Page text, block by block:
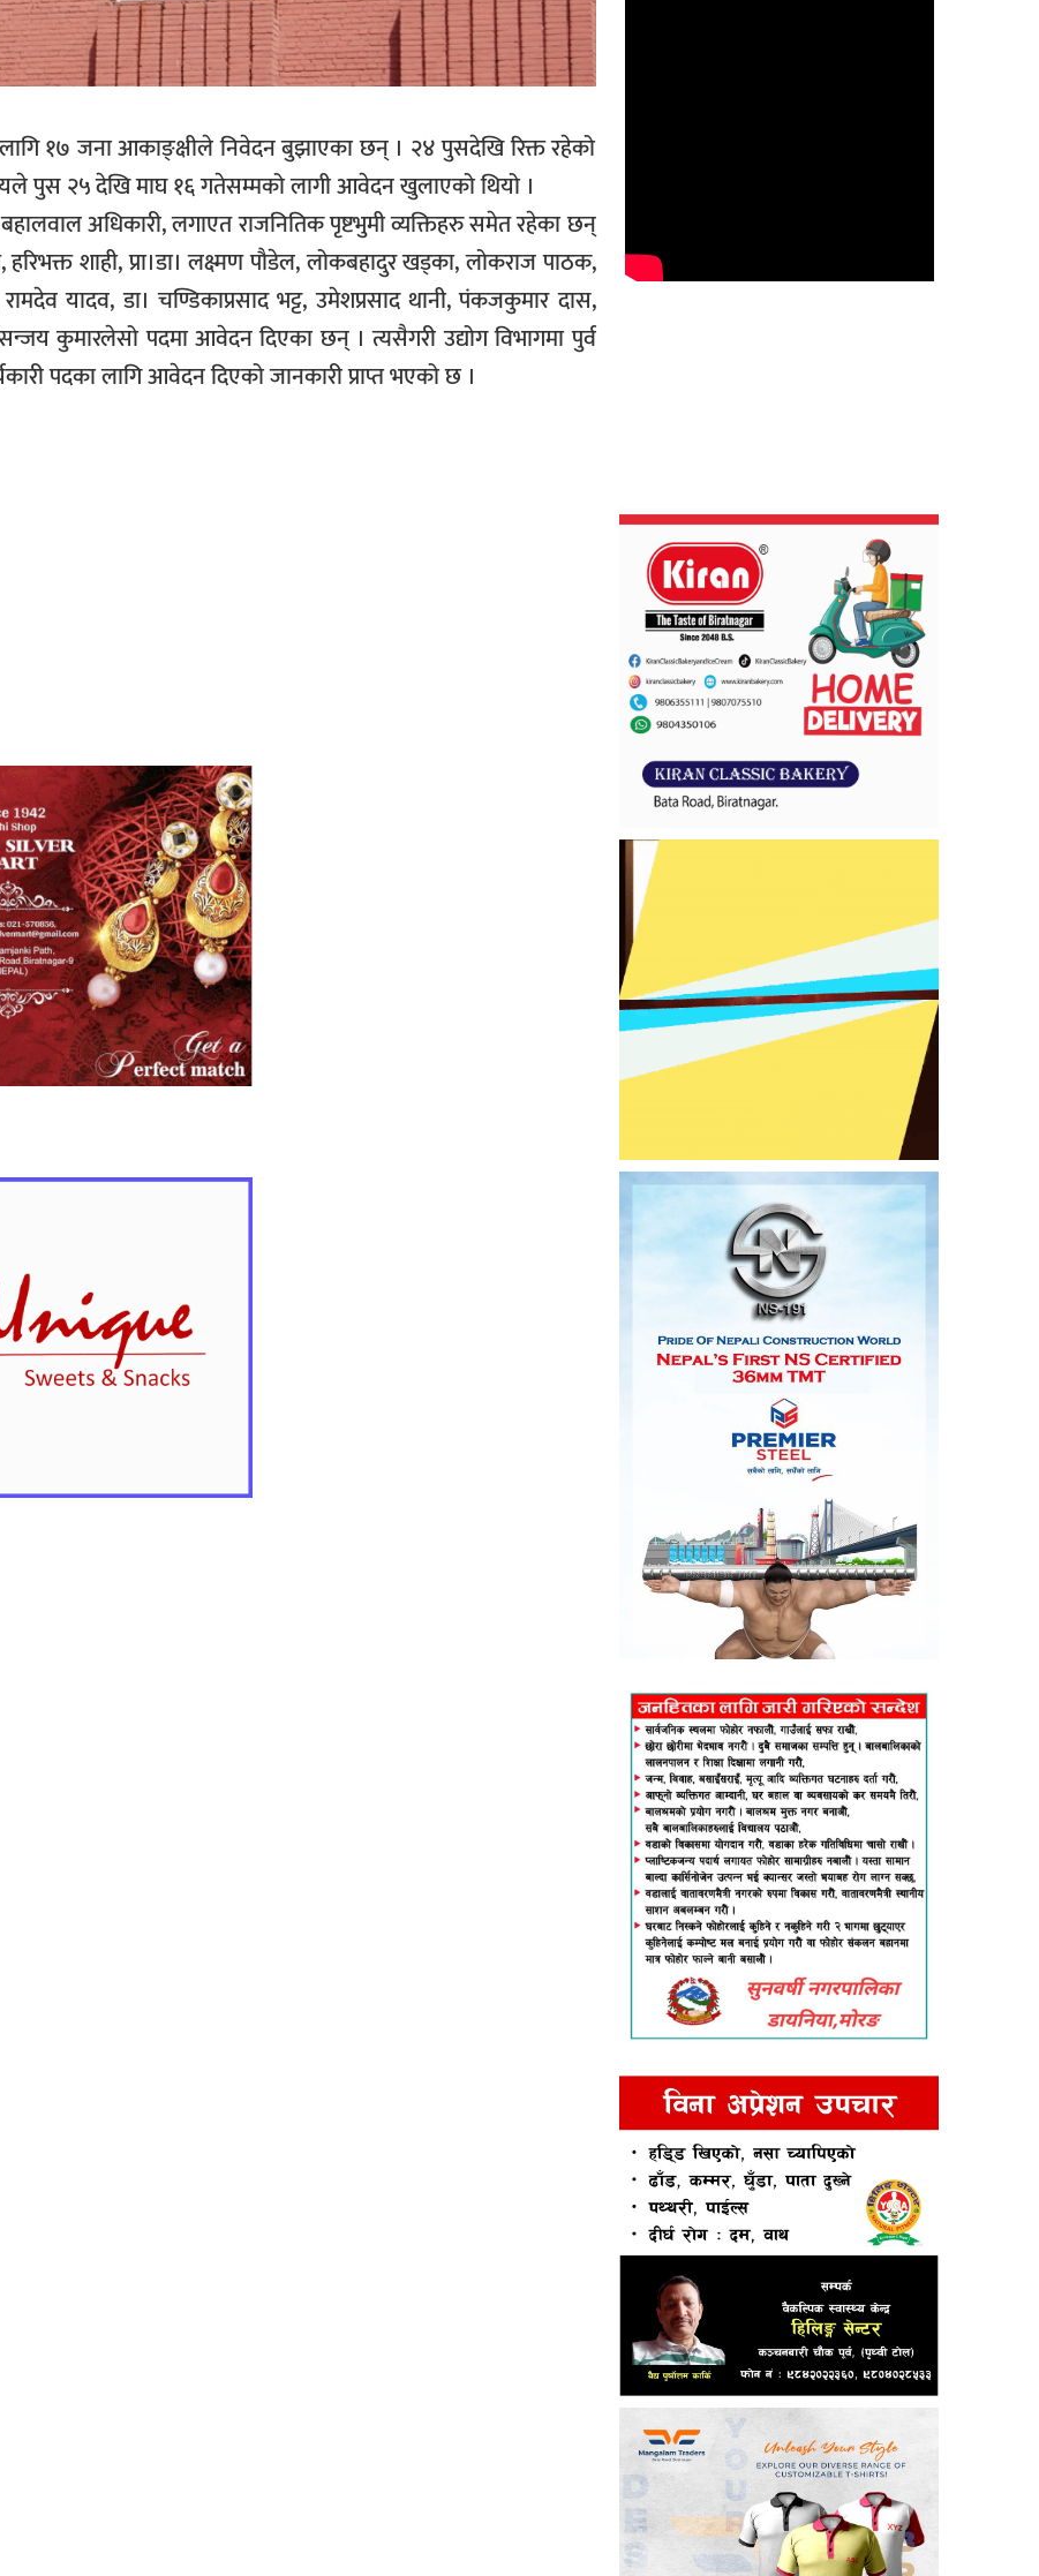
१७ जना आकाङ्क्षीले निवेदन बुझाएका छन् । २४ पुसदेखि रिक्त रहेको
पुस २५ देखि माघ १६ गतेसम्मको लागी आवेदन खुलाएको थियो ।
अधिकारी, लगाएत राजनितिक पृष्टभुमी व्यक्तिहरु समेत रहेका छन्
शाही, प्रा।डा। लक्ष्मण पौडेल, लोकबहादुर खड्का, लोकराज पाठक,
यादव, डा। चण्डिकाप्रसाद भट्ट, उमेशप्रसाद थानी, पंकजकुमार दास,
कुमारलेसो पदमा आवेदन दिएका छन् । त्यसैगरी उद्योग विभागमा पुर्व
पदका लागि आवेदन दिएको जानकारी प्राप्त भएको छ ।